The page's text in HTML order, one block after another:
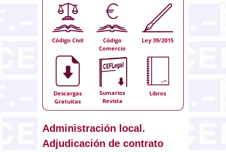
Código Civil
Código
Comercio
Ley 39/2015
Descargas
Gratuitas
Sumarios
Revista
Libros
Administración local.
Adjudicación de contrato